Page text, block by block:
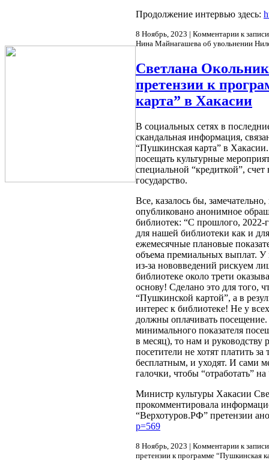
Продолжение интервью здесь:
8 Ноябрь, 2023 | Комментарии к
Нина Майнагашева об увольнении
Светлана
претензии к
карта” в Хакасии
В социальных сетях в
скандальная информация,
“Пушкинская карта” в
посещать культурные
специальной “кредиткой”,
государство.
Все, казалось бы,
опубликовано анонимное
библиотек: “С прошлого, 2022-
для нашей библиотеки как и
ежемесячные плановые
объема премиальных выплат. У
из-за нововведений рискуем
библиотеке около трети
основу! Сделано это для того,
“Пушкинской картой”, а в
интерес к библиотеке! Не у
должны оплачивать
минимального показателя
в месяц), то нам и
посетители не хотят платить
бесплатным, и уходят. И сами
галочки, чтобы “отработать”
Министр культуры Хакасии
прокомментировала
“Верхотуров.РФ” претензии
p=569
8 Ноябрь, 2023 | Комментарии к
претензии к программе “Пушкинская